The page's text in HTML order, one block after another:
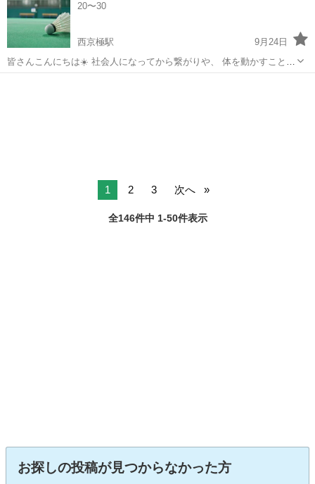
とが出来きる様にと立ち上げま...
20〜30
西京極駅
9月24日
皆さんこんにちは☀️ 社会人になってから繋がりや、 体を動かすことが
できる環境がなかったんですが、 このコミニティーで、同年代だけで
1 2 3 次へ
全146件中 1-50件表示
お探しの投稿が見つからなかった方